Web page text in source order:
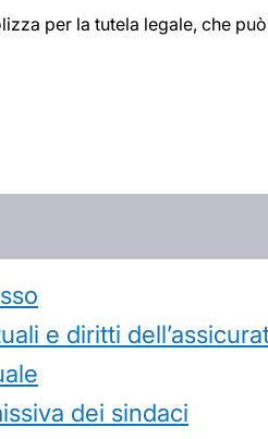
per la tutela legale, che
e diritti
dei sindaci